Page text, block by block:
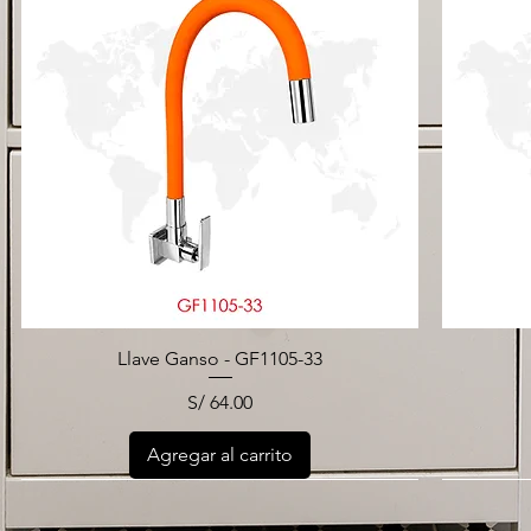
Llave Ganso - GF1105-33
Precio
S/ 64.00
Agregar al carrito